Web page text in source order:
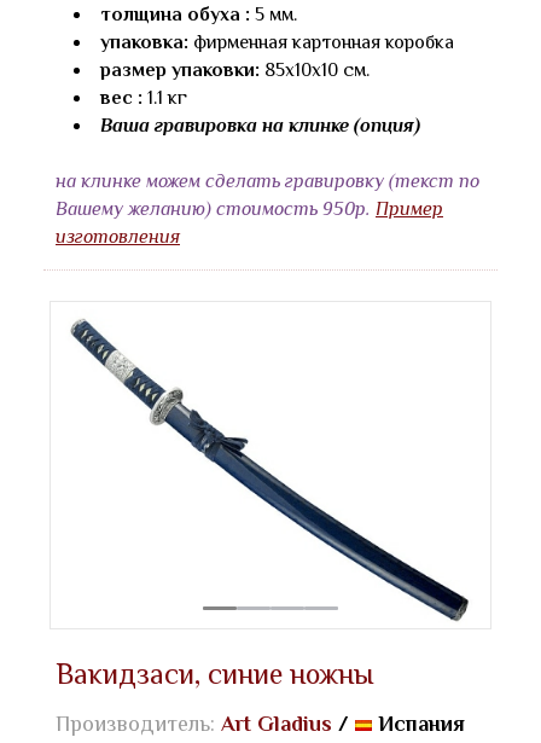
толщина обуха : 5 мм.
упаковка: фирменная картонная коробка
размер упаковки: 85х10х10 см.
вес : 1.1 кг
Ваша гравировка на клинке (опция)
на клинке можем сделать гравировку (текст по
Вашему желанию) стоимость 950р. Пример
изготовления
Вакидзаси, синие ножны
Производитель: Art Gladius /
Испания